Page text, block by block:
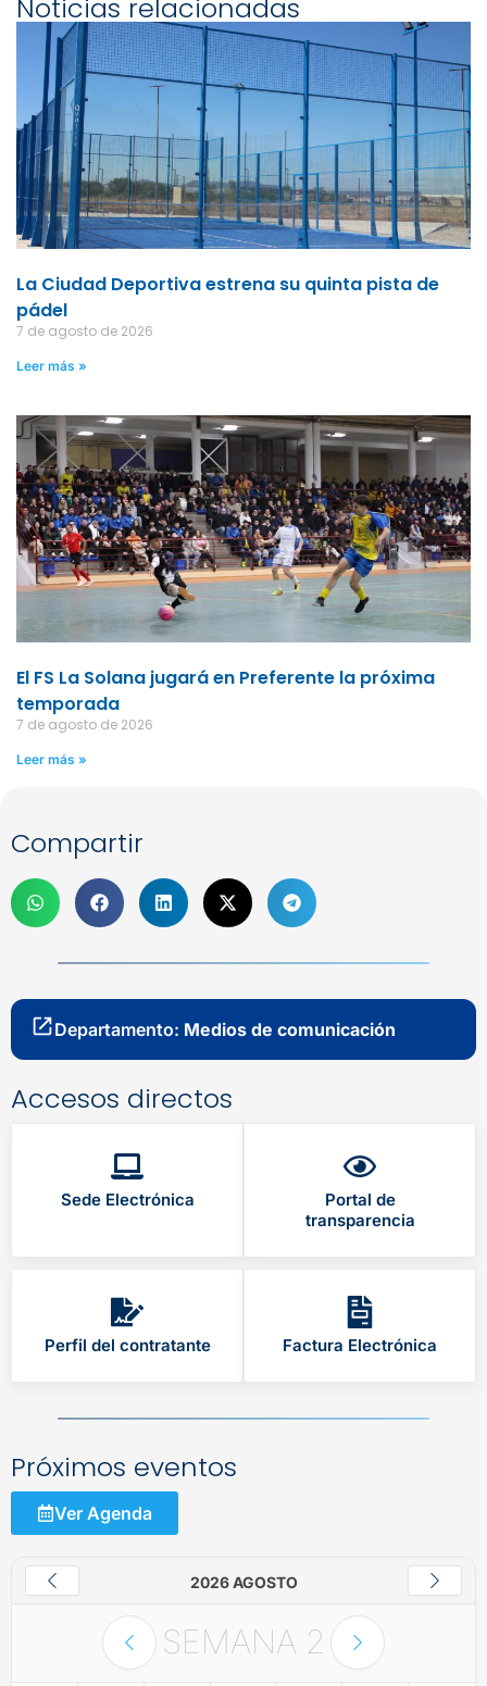
Noticias relacionadas
La Ciudad Deportiva estrena su quinta pista de
pádel
7 de agosto de 2026
Leer más »
El FS La Solana jugará en Preferente la próxima
temporada
7 de agosto de 2026
Leer más »
Compartir
Departamento: Medios de comunicación
Accesos directos
Sede Electrónica
Portal de
transparencia
Perfil del contratante Factura Electrónica
Próximos eventos
Ver Agenda
2026 AGOSTO
SEMANA 2